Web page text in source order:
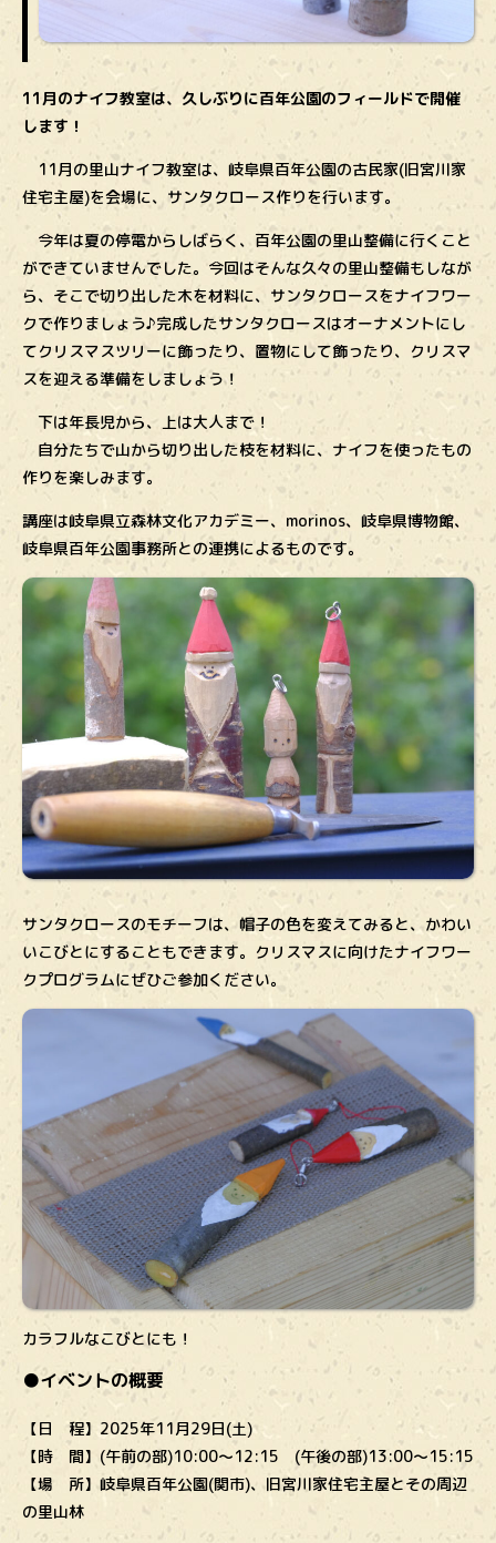
11月のナイフ教室は、久しぶりに百年公園のフィールドで開催
します！
11月の里山ナイフ教室は、岐阜県百年公園の古民家(旧宮川家
住宅主屋)を会場に、サンタクロース作りを行います。
今年は夏の停電からしばらく、百年公園の里山整備に行くこと
ができていませんでした。今回はそんな久々の里山整備もしなが
ら、そこで切り出した木を材料に、サンタクロースをナイフワー
クで作りましょう♪完成したサンタクロースはオーナメントにし
てクリスマスツリーに飾ったり、置物にして飾ったり、クリスマ
スを迎える準備をしましょう！
下は年長児から、上は大人まで！
自分たちで山から切り出した枝を材料に、ナイフを使ったもの
作りを楽しみます。
講座は岐阜県立森林文化アカデミー、morinos、岐阜県博物館、
岐阜県百年公園事務所との連携によるものです。
サンタクロースのモチーフは、帽子の色を変えてみると、かわい
いこびとにすることもできます。クリスマスに向けたナイフワー
クプログラムにぜひご参加ください。
カラフルなこびとにも！
●イベントの概要
【日 程】2025年11月29日(土)
【時 間】(午前の部)10:00～12:15 (午後の部)13:00～15:15
【場 所】岐阜県百年公園(関市)、旧宮川家住宅主屋とその周辺
の里山林